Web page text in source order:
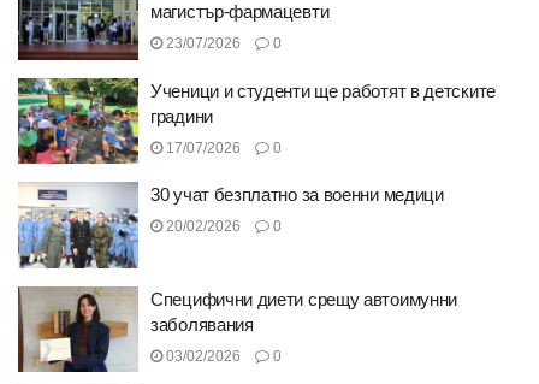
магистър-фармацевти
23/07/2026 0
Ученици и студенти ще работят в детските
градини
17/07/2026 0
30 учат безплатно за военни медици
20/02/2026 0
Специфични диети срещу автоимунни
заболявания
03/02/2026 0